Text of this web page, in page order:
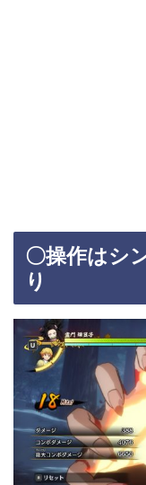
〇操作はシ
り